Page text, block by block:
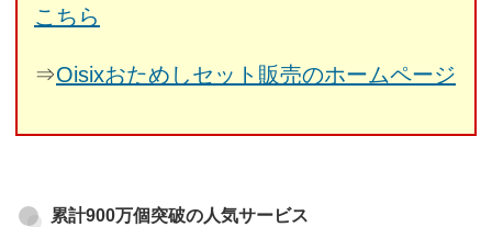
こちら
⇒Oisixおためしセット販売のホームページ
累計900万個突破の人気サービス